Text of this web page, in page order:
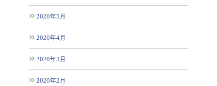
2020年5月
2020年4月
2020年3月
2020年2月